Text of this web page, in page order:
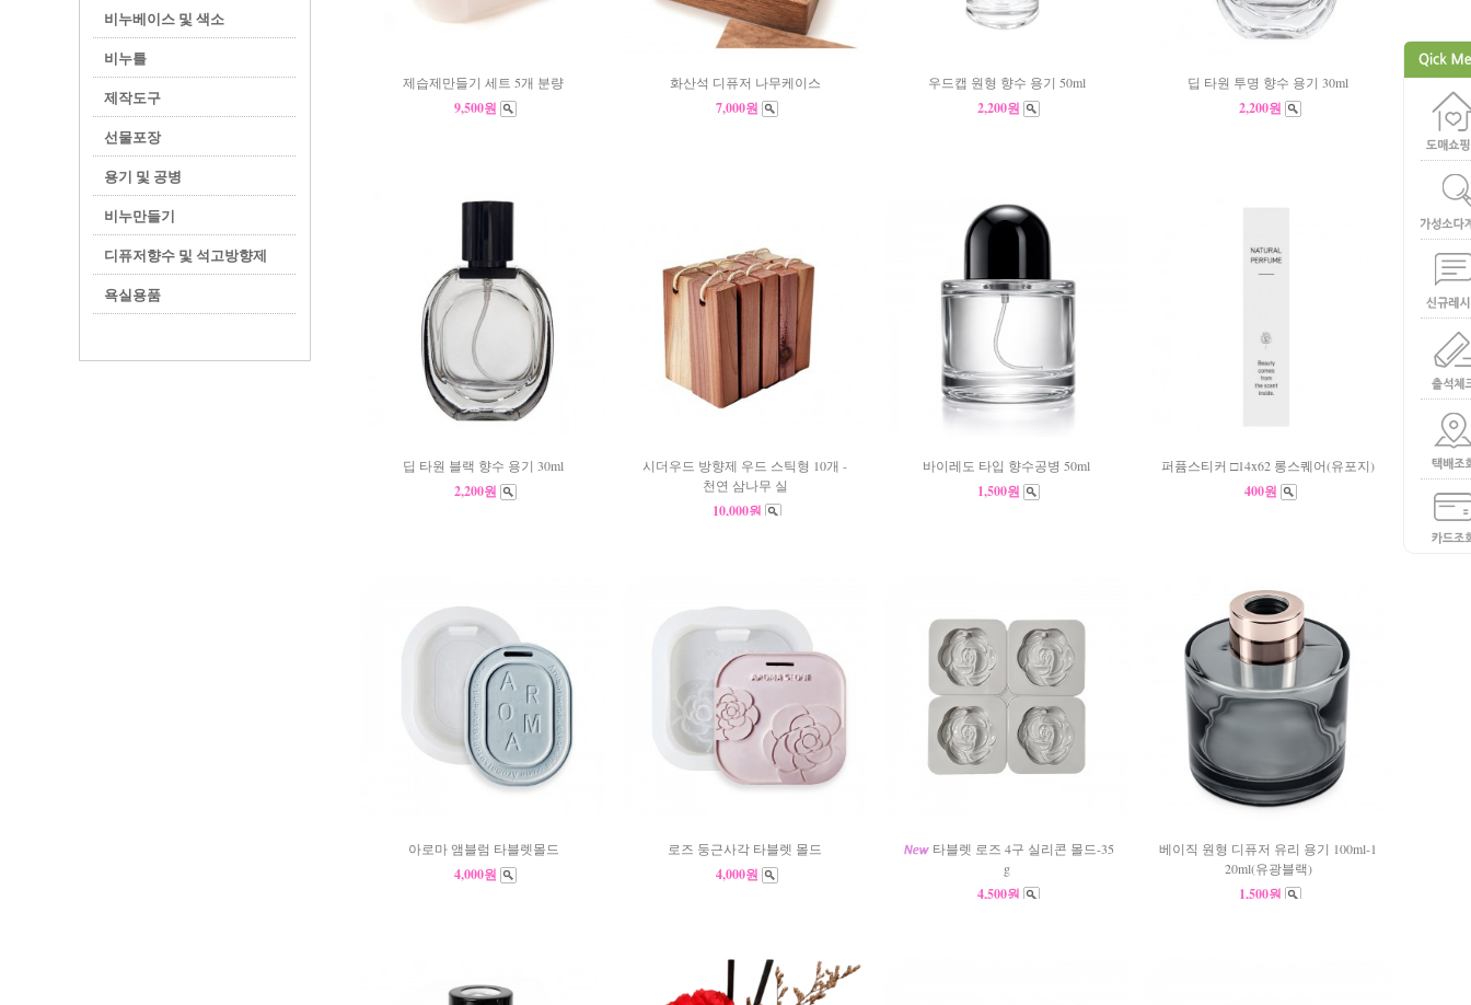
비누베이스 및 색소
비누틀
제작도구
선물포장
용기 및 공병
비누만들기
디퓨저향수 및 석고방향제
욕실용품
제습제만들기 세트 5개 분량
9,500원
화산석 디퓨저 나무케이스
7,000원
우드캡 원형 향수 용기 50ml
2,200원
딥 타원 투명 향수 용기 30ml
2,200원
딥 타원 블랙 향수 용기 30ml
2,200원
시더우드 방향제 우드 스틱형 10개 -
천연 삼나무 실
10,000원
바이레도 타입 향수공병 50ml
1,500원
퍼퓸스티커 □14x62 롱스퀘어(유포지)
400원
아로마 앰블럼 타블렛몰드
4,000원
로즈 둥근사각 타블렛 몰드
4,000원
타블렛 로즈 4구 실리콘 몰드-35
g
4,500원
베이직 원형 디퓨저 유리 용기 100ml-1
20ml(유광블랙)
1,500원